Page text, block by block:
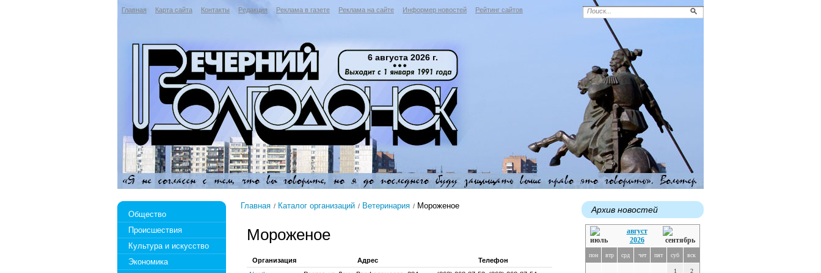
Главная Карта сайта Контакты Редакция Реклама в газете Реклама на сайте Информер новостей Рейтинг сайтов
6 августа 2026 г.
Общество
Происшествия
Культура и искусство
Экономика
Главная Каталог организаций Ветеринария Мороженое
Мороженое
Организация Адрес
Телефон
Архив новостей
август
2026
пон втр срд чет пят суб вск
1 2